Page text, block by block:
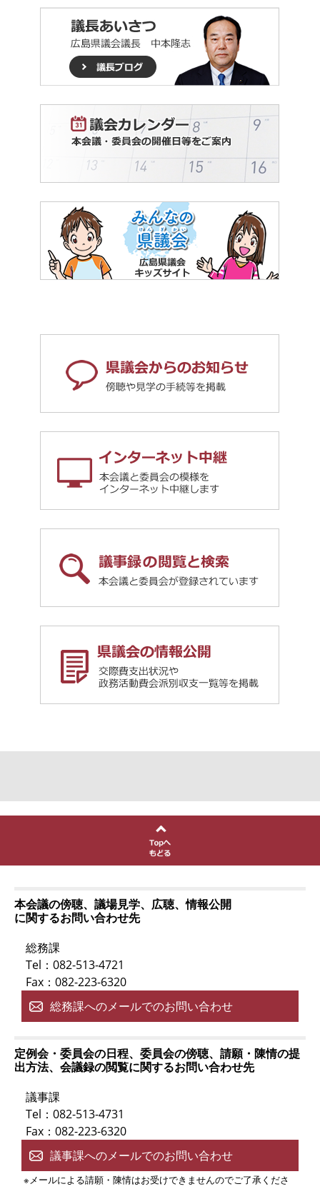
本会議の傍聴、議場見学、広聴、情報公開
に関するお問い合わせ先
総務課
Tel：082-513-4721
Fax：082-223-6320
総務課へのメールでのお問い合わせ
定例会・委員会の日程、委員会の傍聴、請願・陳情の提
出方法、会議録の閲覧に関するお問い合わせ先
議事課
Tel：082-513-4731
Fax：082-223-6320
議事課へのメールでのお問い合わせ
※メールによる請願・陳情はお受けできませんのでご了承くださ